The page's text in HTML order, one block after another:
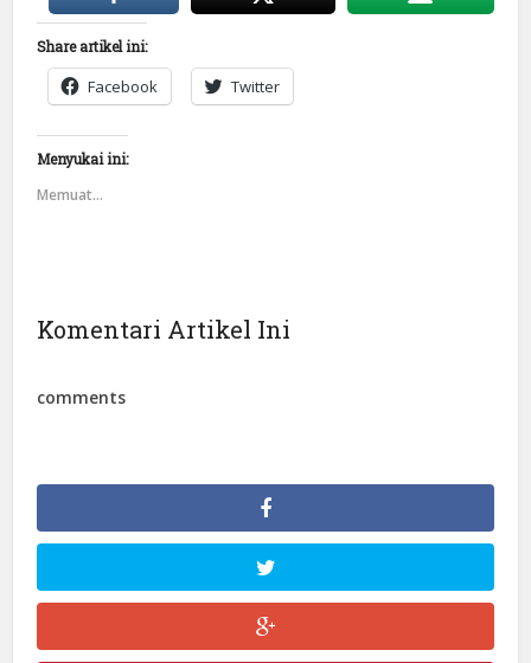
Share artikel ini:
Facebook Twitter
Menyukai ini:
Memuat...
Komentari Artikel Ini
comments